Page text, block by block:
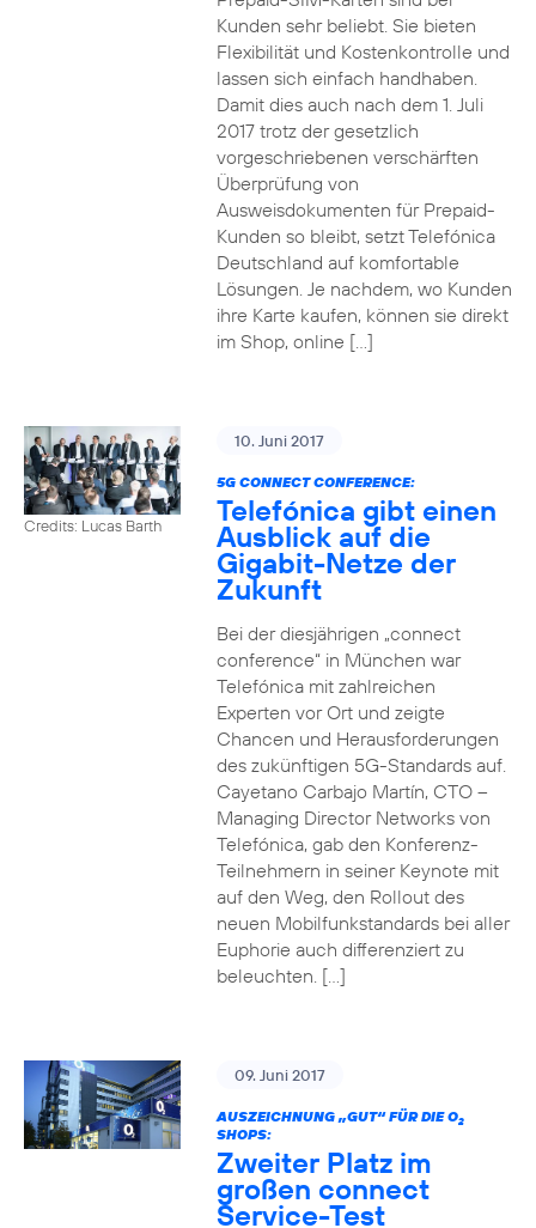
Kunden sehr beliebt. Sie bieten
Flexibilität und Kostenkontrolle und
lassen sich einfach handhaben.
Damit dies auch nach dem 1. Juli
2017 trotz der gesetzlich
vorgeschriebenen verschärften
Überprüfung von
Ausweisdokumenten für Prepaid-
Kunden so bleibt, setzt Telefónica
Deutschland auf komfortable
Lösungen. Je nachdem, wo Kunden
ihre Karte kaufen, können sie direkt
im Shop, online […]
Credits: Lucas Barth
10. Juni 2017
5G CONNECT CONFERENCE:
Telefónica gibt einen
Ausblick auf die
Gigabit-Netze der
Zukunft
Bei der diesjährigen „connect
conference“ in München war
Telefónica mit zahlreichen
Experten vor Ort und zeigte
Chancen und Herausforderungen
des zukünftigen 5G-Standards auf.
Cayetano Carbajo Martín, CTO –
Managing Director Networks von
Telefónica, gab den Konferenz-
Teilnehmern in seiner Keynote mit
auf den Weg, den Rollout des
neuen Mobilfunkstandards bei aller
Euphorie auch differenziert zu
beleuchten. […]
09. Juni 2017
AUSZEICHNUNG „GUT“ FÜR DIE O2
SHOPS:
Zweiter Platz im
großen connect
Service-Test